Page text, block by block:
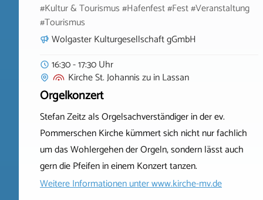
#Kultur & Tourismus #Hafenfest #Fest #Veranstaltung
#Tourismus
Wolgaster Kulturgesellschaft gGmbH
16:30 - 17:30 Uhr
Kirche St. Johannis zuinLassan
Orgelkonzert
Stefan Zeitz als Orgelsachverständiger in der ev.
Pommerschen Kirche kümmert sich nicht nur fachlich
um das Wohlergehen der Orgeln, sondern lässt auch
gern die Pfeifen in einem Konzert tanzen.
Weitere Informationen unterwww.kirche-mv.de